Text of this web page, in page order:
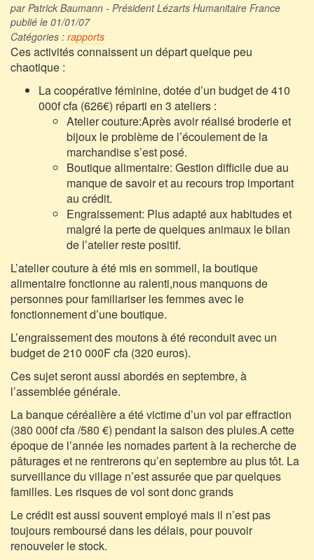
par Patrick Baumann - Président Lézarts Humanitaire France
publié le 01/01/07
Catégories : rapports
Ces activités connaissent un départ quelque peu
chaotique :
La coopérative féminine, dotée d’un budget de 410
000f cfa (626€) réparti en 3 ateliers :
Atelier couture:Après avoir réalisé broderie et
bijoux le problème de l’écoulement de la
marchandise s’est posé.
Boutique alimentaire: Gestion difficile due au
manque de savoir et au recours trop important
au crédit.
Engraissement: Plus adapté aux habitudes et
malgré la perte de quelques animaux le bilan
de l’atelier reste positif.
L’atelier couture à été mis en sommeil, la boutique
alimentaire fonctionne au ralenti,nous manquons de
personnes pour familiariser les femmes avec le
fonctionnement d’une boutique.
L’engraissement des moutons à été reconduit avec un
budget de 210 000F cfa (320 euros).
Ces sujet seront aussi abordés en septembre, à
l’assemblée générale.
La banque céréalière a été victime d’un vol par effraction
(380 000f cfa /580 €) pendant la saison des pluies.A cette
époque de l’année les nomades partent à la recherche de
pâturages et ne rentrerons qu’en septembre au plus tôt. La
surveillance du village n’est assurée que par quelques
familles. Les risques de vol sont donc grands
Le crédit est aussi souvent employé mais il n’est pas
toujours remboursé dans les délais, pour pouvoir
renouveler le stock.